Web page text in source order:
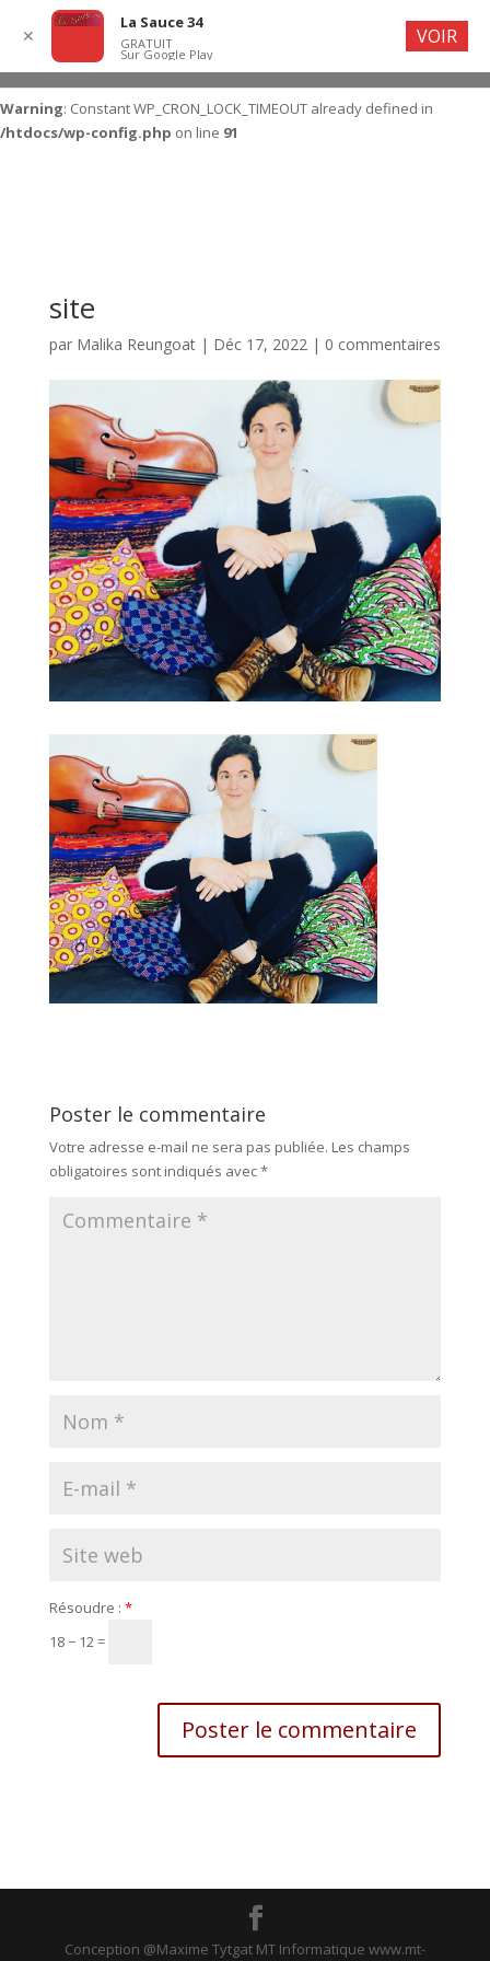
Warning : Constant WP_CRON_LOCK_TIMEOUT already defined in
/htdocs/wp-config.php on line 91
site
par Malika Reungoat| Déc 17, 2022| 0 commentaires
Poster le commentaire
Votre adresse e-mail ne sera pas publiée. Les champs
obligatoires sont indiqués avec*
Résoudre : *
18 − 12 =
Conception @Maxime Tytgat MT Informatique www.mt-
✕
La Sauce 34
GRATUIT
Sur Google Play
VOIR